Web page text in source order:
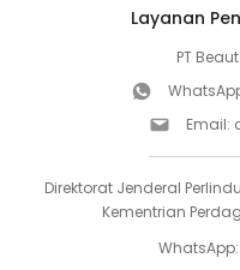
Layanan
PT
Email:
Direktorat Jenderal
Kementrian
WhatsApp: